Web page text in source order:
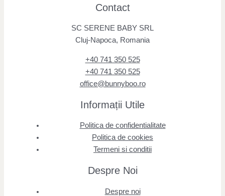
Contact
SC SERENE BABY SRL
Cluj-Napoca, Romania
+40 741 350 525
+40 741 350 525
office@bunnyboo.ro
Informații Utile
Politica de confidentialitate
Politica de cookies
Termeni si conditii
Despre Noi
Despre noi